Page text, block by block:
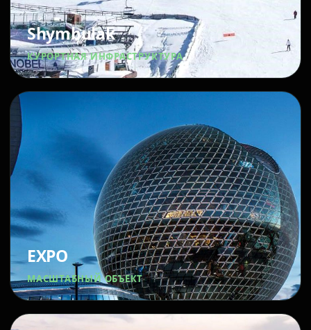
Shymbulak
КУРОРТНАЯ ИНФРАСТРУКТУРА
EXPO
МАСШТАБНЫЙ ОБЪЕКТ